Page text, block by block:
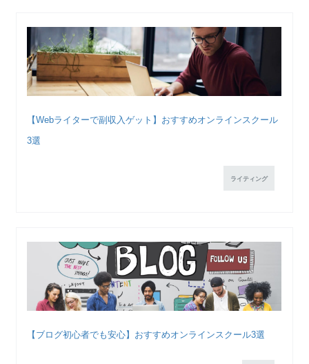
【Webライターで副収入ゲット】おすすめオンラインスクール
3選
ライティング
【ブログ初心者でも安心】おすすめオンラインスクール3選